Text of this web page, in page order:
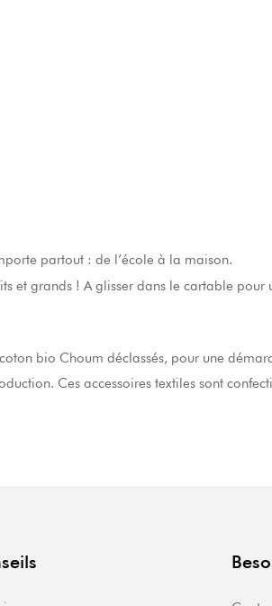
partout : de l’école à la maison.
et grands ! A glisser dans le cartable pour
bio Choum déclassés, pour une
Ces accessoires textiles sont